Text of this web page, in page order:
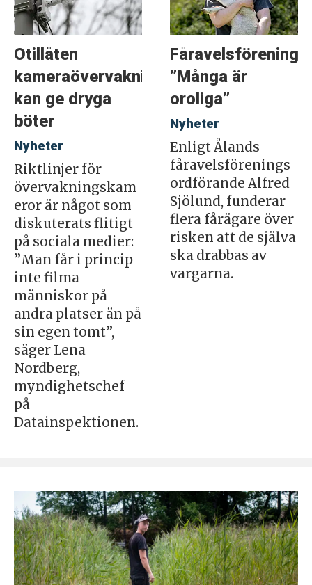
Otillåten
kameraövervakning
kan ge dryga
böter
Nyheter
Riktlinjer för
övervakningskam
eror är något som
diskuterats flitigt
på sociala medier:
”Man får i princip
inte filma
människor på
andra platser än på
sin egen tomt”,
säger Lena
Nordberg,
myndighetschef
på
Datainspektionen.
”Många är
oroliga”
Nyheter
Enligt Ålands
fåravelsförenings
ordförande Alfred
Sjölund, funderar
flera fårägare över
risken att de själva
ska drabbas av
vargarna.